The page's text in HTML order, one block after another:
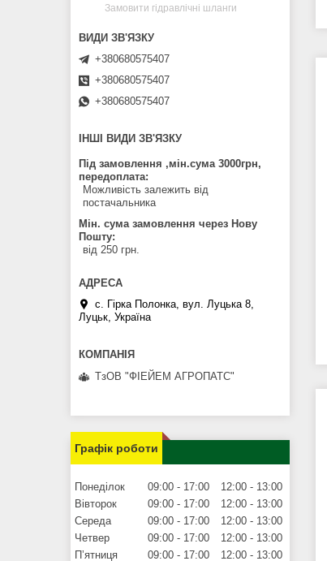
Замовити гідравлічні шланги
+380680575407
+380680575407
+380680575407
ІНШІ ВИДИ ЗВ'ЯЗКУ
Під замовлення ,мін.сума 3000грн,
передоплата
Можливість залежить від
постачальника
Мін. сума замовлення через Нову
Пошту
від 250 грн.
с. Гірка Полонка, вул. Луцька 8,
Луцьк, Україна
ТзОВ "ФІЕЙЕМ АГРОПАТС"
Графік роботи
Понеділок 09:00 17:00 12:00
13:00
Вівторок
09:00 17:00 12:00
13:00
Середа
09:00 17:00 12:00
13:00
Четвер
09:00 17:00 12:00
13:00
Пʼятниця
09:00 17:00 12:00
13:00